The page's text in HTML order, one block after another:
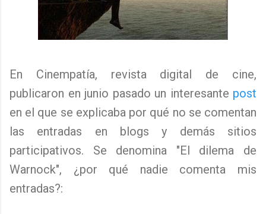
En Cinempatía, revista digital de cine,
publicaron en junio pasado un interesante post
en el que se explicaba por qué no se comentan
las entradas en blogs y demás sitios
participativos. Se denomina "El dilema de
Warnock", ¿por qué nadie comenta mis
entradas?: